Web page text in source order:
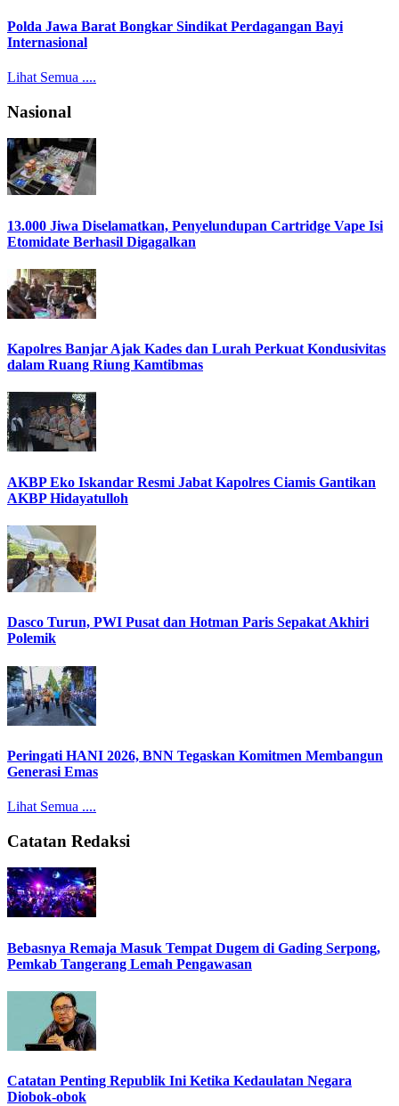
Polda Jawa Barat Bongkar Sindikat Perdagangan Bayi
Internasional
Lihat Semua ....
Nasional
13.000 Jiwa Diselamatkan, Penyelundupan Cartridge Vape Isi
Etomidate Berhasil Digagalkan
Kapolres Banjar Ajak Kades dan Lurah Perkuat Kondusivitas
dalam Ruang Riung Kamtibmas
AKBP Eko Iskandar Resmi Jabat Kapolres Ciamis Gantikan
AKBP Hidayatulloh
Dasco Turun, PWI Pusat dan Hotman Paris Sepakat Akhiri
Polemik
Peringati HANI 2026, BNN Tegaskan Komitmen Membangun
Generasi Emas
Lihat Semua ....
Catatan Redaksi
Bebasnya Remaja Masuk Tempat Dugem di Gading Serpong,
Pemkab Tangerang Lemah Pengawasan
Catatan Penting Republik Ini Ketika Kedaulatan Negara
Diobok-obok